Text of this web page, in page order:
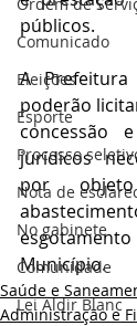
Comunicado
Eleições
Esporte
Processo
Nota de
No gabinete
Comunidade
Lei Aldir Blanc
públicos.
A
poderão
concessão
jurídicos
por
Município.
Saúde e
Administração e